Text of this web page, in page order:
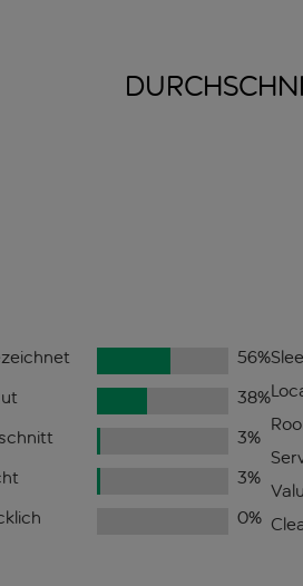
56%
38%
3%
3%
0%